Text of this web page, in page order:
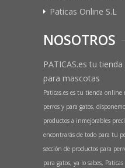
Paticas Online S.L
NOSOTROS
PATICAS.es tu
para mascotas
Paticas.es es tu tienda online
perros y para gatos,
productos a inmejorables
encontrarás de todo para tu
sección de productos para
para gatos, ya lo sabes,